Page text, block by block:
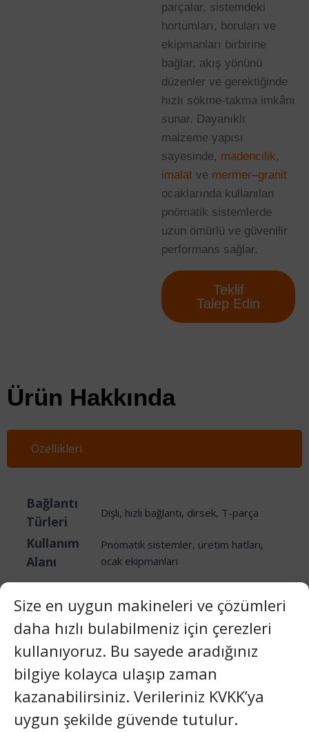
Size en uygun makineleri ve çözümleri
daha hızlı bulabilmeniz için çerezleri
kullanıyoruz. Bu sayede aradığınız
bilgiye kolayca ulaşıp zaman
kazanabilirsiniz. Verileriniz KVKK’ya
uygun şekilde güvende tutulur.
parçalar, sistemdeki
hortumları, boruları ve
ekipmanları birbirine
bağlar, akış yönünü
düzenler ve gerektiğinde
hızlı sökme-takma imkânı
sunar. Dayanıklı
malzeme yapısı
sayesinde, madencilik,
imalat ve mermer–granit
ocaklarında kullanılan
pnömatik sistemlerde
uzun ömürlü ve güvenilir
performans sağlar.
Teklif
Talep Edin
Ürün Hakkında
Özellikleri
Video
Galeri
Bağlantı
Türleri
Dişli, hızlı bağlantı, dirsek, T-parça
Kullanım
Alanı
Pnömatik sistemler, üretim hatları,
ocak ekipmanları